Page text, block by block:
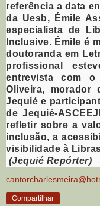
referência a data
da Uesb, Émile
especialista de
Inclusive. Émile é
doutoranda em
profissional
entrevista com o
Oliveira, morador
Jequié e
de Jequié-
refletir sobre a
inclusão, a
visibilidade à
(Jequié Repórter)
Compartilhar